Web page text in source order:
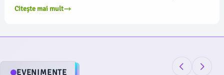
pentru proiectul Neptun Deep, situat în Marea Neagră. Această
realizare marchează o etapă crucială în dezvoltarea celui mai
comunicat oficial.
Citește mai mult
EVENIMENTE